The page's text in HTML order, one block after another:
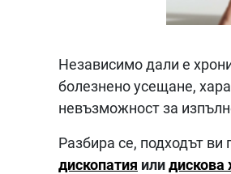
Независимо дали е
болезнено усещане,
невъзможност за
Разбира се, подходът
дископатия илидискова